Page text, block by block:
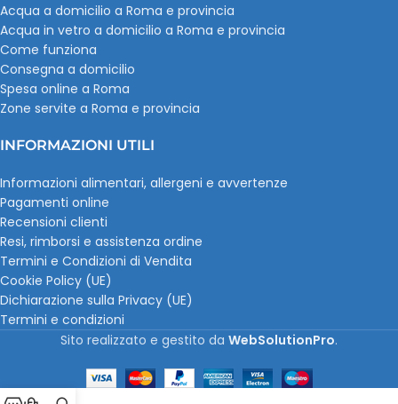
Acqua a domicilio a Roma e provincia
Acqua in vetro a domicilio a Roma e provincia
Come funziona
Consegna a domicilio
Spesa online a Roma
Zone servite a Roma e provincia
INFORMAZIONI UTILI
Informazioni alimentari, allergeni e avvertenze
Pagamenti online
Recensioni clienti
Resi, rimborsi e assistenza ordine
Termini e Condizioni di Vendita
Cookie Policy (UE)
Dichiarazione sulla Privacy (UE)
Termini e condizioni
Sito realizzato e gestito da WebSolutionPro.